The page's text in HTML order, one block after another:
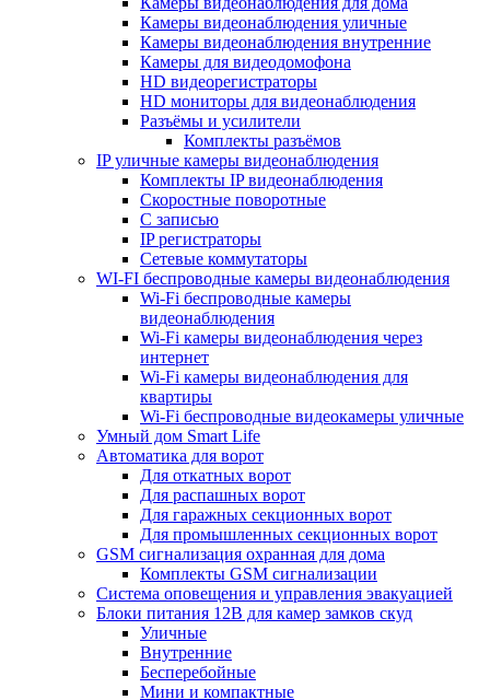
Камеры видеонаблюдения уличные
Камеры видеонаблюдения внутренние
Камеры для видеодомофона
HD видеорегистраторы
HD мониторы для видеонаблюдения
Разъёмы и усилители
Комплекты разъёмов
IP уличные камеры видеонаблюдения
Комплекты IP видеонаблюдения
Скоростные поворотные
С записью
IP регистраторы
Сетевые коммутаторы
WI-FI беспроводные камеры видеонаблюдения
Wi-Fi беспроводные камеры
видеонаблюдения
Wi-Fi камеры видеонаблюдения через
интернет
Wi-Fi камеры видеонаблюдения для
квартиры
Wi-Fi беспроводные видеокамеры уличные
Умный дом Smart Life
Автоматика для ворот
Для откатных ворот
Для распашных ворот
Для гаражных секционных ворот
Для промышленных секционных ворот
GSM сигнализация охранная для дома
Комплекты GSM сигнализации
Cистема оповещения и управления эвакуацией
Блоки питания 12В для камер замков скуд
Уличные
Внутренние
Бесперебойные
Мини и компактные